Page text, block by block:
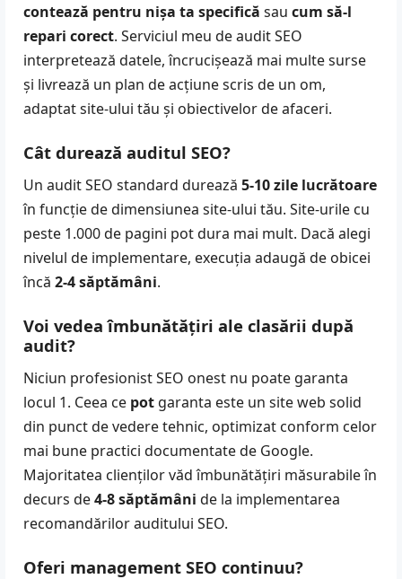
contează pentru nișa ta specifică sau cum să-l
repari corect. Serviciul meu de audit SEO
interpretează datele, încrucișează mai multe surse
și livrează un plan de acțiune scris de un om,
adaptat site-ului tău și obiectivelor de afaceri.
Cât durează auditul SEO?
Un audit SEO standard durează 5-10 zile lucrătoare
în funcție de dimensiunea site-ului tău. Site-urile cu
peste 1.000 de pagini pot dura mai mult. Dacă alegi
nivelul de implementare, execuția adaugă de obicei
încă 2-4 săptămâni.
Voi vedea îmbunătățiri ale clasării după
audit?
Niciun profesionist SEO onest nu poate garanta
locul 1. Ceea ce pot garanta este un site web solid
din punct de vedere tehnic, optimizat conform celor
mai bune practici documentate de Google.
Majoritatea clienților văd îmbunătățiri măsurabile în
decurs de4-8 săptămâni de la implementarea
recomandărilor auditului SEO.
Oferi management SEO continuu?